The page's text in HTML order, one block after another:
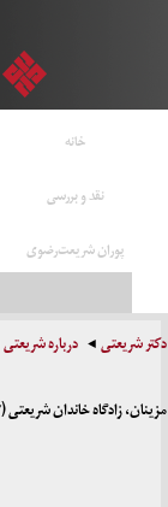
خانه
نقد و بررسی
پوران شریعت‌رضوی
دکتر شریعتی درباره شریعتی
مزینان، زادگاه خاندان شریعتی (۱۳۱۲ تا ۱۳۵۶)